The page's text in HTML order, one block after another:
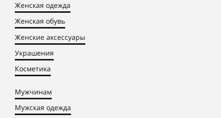
Женская одежда
Женская обувь
Женские аксессуары
Украшения
Косметика
Мужчинам
Мужская одежда